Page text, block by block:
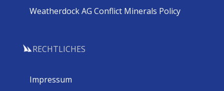
Weatherdock AG Conflict Minerals Policy
RECHTLICHES
Impressum